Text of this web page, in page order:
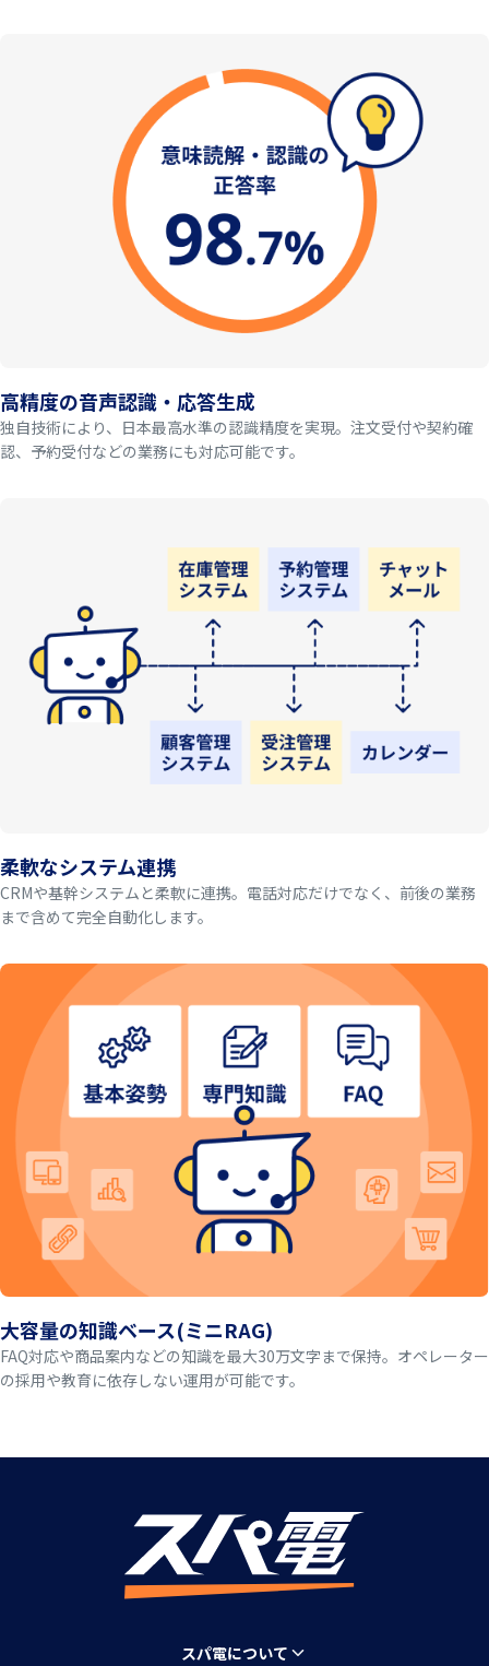
高精度の音声認識・応答生成
独自技術により、日本最高水準の認識精度を実現。注文受付や契約確
認、予約受付などの業務にも対応可能です。
柔軟なシステム連携
CRMや基幹システムと柔軟に連携。電話対応だけでなく、前後の業務
まで含めて完全自動化します。
大容量の知識ベース(ミニRAG)
FAQ対応や商品案内などの知識を最大30万文字まで保持。オペレーター
の採用や教育に依存しない運用が可能です。
スパ電について